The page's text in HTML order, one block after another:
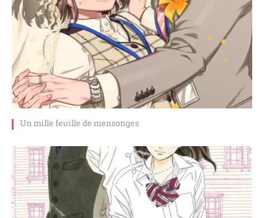
Un mille feuille de mensonges